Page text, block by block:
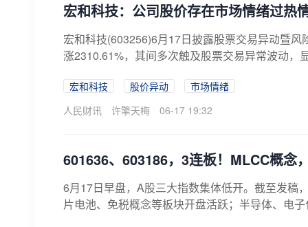
宏和科技：公司股价存在市场情绪过热
宏和科技(603256)6月17日披露股票交易异动暨
涨2310.61%，其间多次触及股票交易异常波动，
宏和科技 股价异动
市场情绪
人民财讯
许擎天梅 06-17 19:32
601636、603186，3连板！MLCC概念
6月17日早盘，A股三大指数集体低开。截至发稿
片电池、免税概念等板块开盘活跃；半导体、电